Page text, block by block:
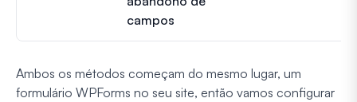
campos
Ambos os métodos começam do mesmo lugar, um
formulário WPForms no seu site, então vamos configurar